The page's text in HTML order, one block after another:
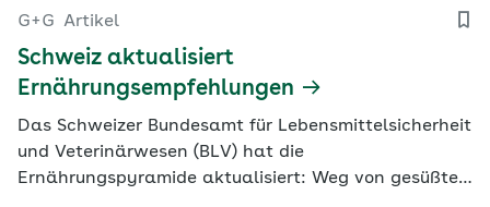
G+G Artikel
Schweiz aktualisiert
Ernährungsempfehlungen
Das Schweizer Bundesamt für Lebensmittelsicherheit
und Veterinärwesen (BLV) hat die
Ernährungspyramide aktualisiert: Weg von gesüßten